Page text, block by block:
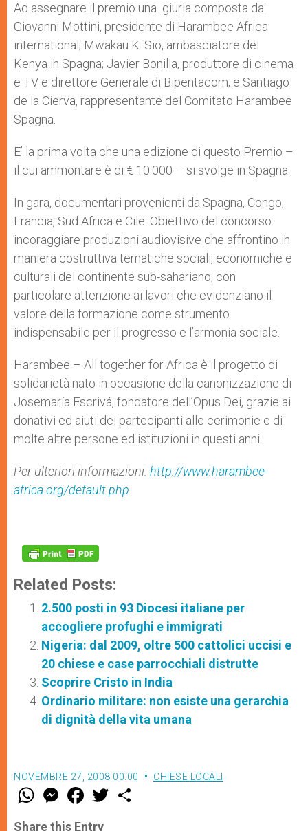
Ad assegnare il premio una giuria composta da:
Giovanni Mottini, presidente di Harambee Africa
international; Mwakau K. Sio, ambasciatore del
Kenya in Spagna; Javier Bonilla, produttore di cinema
e TV e direttore Generale di Bipentacom; e Santiago
de la Cierva, rappresentante del Comitato Harambee
Spagna.
E’ la prima volta che una edizione di questo Premio –
il cui ammontare è di € 10.000 – si svolge in Spagna.
In gara, documentari provenienti da Spagna, Congo,
Francia, Sud Africa e Cile. Obiettivo del concorso:
incoraggiare produzioni audiovisive che affrontino in
maniera costruttiva tematiche sociali, economiche e
culturali del continente sub-sahariano, con
particolare attenzione ai lavori che evidenziano il
valore della formazione come strumento
indispensabile per il progresso e l’armonia sociale.
Harambee – All together for Africa è il progetto di
solidarietà nato in occasione della canonizzazione di
Josemaría Escrivá, fondatore dell’Opus Dei, grazie ai
donativi ed aiuti dei partecipanti alle cerimonie e di
molte altre persone ed istituzioni in questi anni.
Per ulteriori informazioni: http://www.harambee-
africa.org/default.php
Related Posts:
2.500 posti in 93 Diocesi italiane per
accogliere profughi e immigrati
Nigeria: dal 2009, oltre 500 cattolici uccisi e
20 chiese e case parrocchiali distrutte
Scoprire Cristo in India
Ordinario militare: non esiste una gerarchia
di dignità della vita umana
NOVEMBRE 27, 2008 00:00 CHIESE LOCALI
W
t
M
e
s
F
a
e
w
Share this Entry